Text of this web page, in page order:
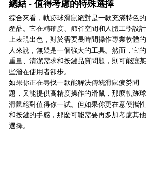
總結 - 值得考慮的特殊選擇
綜合來看，軌跡球滑鼠絕對是一款充滿特色的
產品。它在精確度、節省空間和人體工學設計
上表現出色，對於需要長時間操作專業軟體的
人來說，無疑是一個強大的工具。然而，它的
重量、清潔需求和按鍵品質問題，則可能讓某
些潛在使用者卻步。
如果你正在尋找一款能解決傳統滑鼠疲勞問
題，又能提供高精度操作的滑鼠，那麼軌跡球
滑鼠絕對值得你一試。但如果你更在意便攜性
和按鍵的手感，那麼可能需要再多加考慮其他
選擇。